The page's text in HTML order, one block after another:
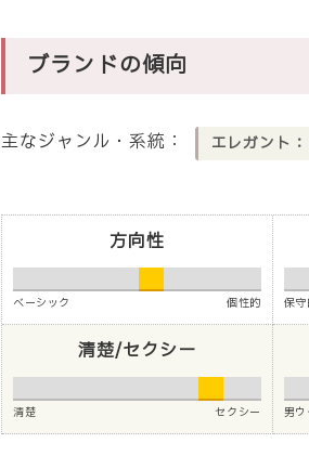
ブランドの傾向
主なジャンル・系統： エレガント：
方向性
ベーシック 個性的 保守
清楚/セクシー
清楚 セクシー 男ウ